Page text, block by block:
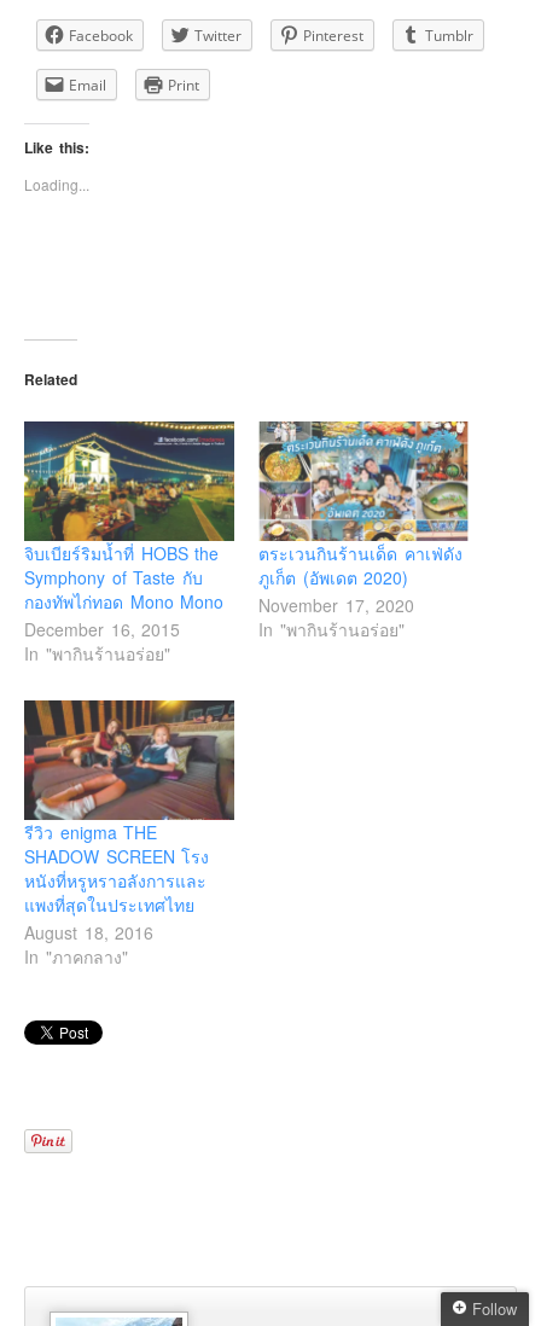
Facebook Twitter Pinterest Tumblr
Email Print
Like this:
Loading...
Related
จิบเบียร์ริมน้ำที่ HOBS the
Symphony of Taste กับ
กองทัพไก่ทอด Mono Mono
December 16, 2015
In "พากินร้านอร่อย"
ตระเวนกินร้านเด็ด คาเฟ่ดัง
ภูเก็ต (อัพเดต 2020)
November 17, 2020
In "พากินร้านอร่อย"
รีวิว enigma THE
SHADOW SCREEN โรง
หนังที่หรูหราอลังการและ
แพงที่สุดในประเทศไทย
August 18, 2016
In "ภาคกลาง"
Follow